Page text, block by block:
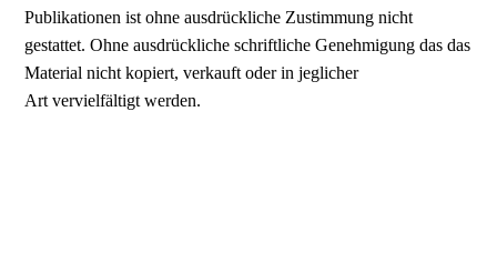
Publikationen ist ohne ausdrückliche Zustimmung nicht
gestattet. Ohne ausdrückliche schriftliche Genehmigung das das
Material nicht kopiert, verkauft oder in jeglicher
Art vervielfältigt werden.